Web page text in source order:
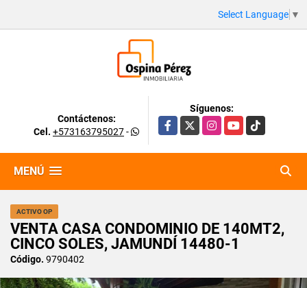
Select Language ▼
Contáctenos:
Cel. +573163795027-
Síguenos:
Facebook
X InstagramYouTubeTikTok
MENÚ
ACTIVO OP
VENTA CASA CONDOMINIO DE 140MT2,
CINCO SOLES, JAMUNDÍ 14480-1
Código. 9790402